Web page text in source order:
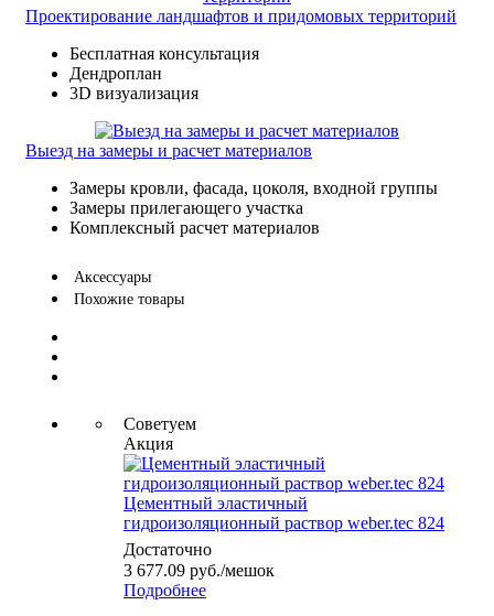
Проектирование ландшафтов и придомовых территорий
Бесплатная консультация
Дендроплан
3D визуализация
Выезд на замеры и расчет материалов
Замеры кровли, фасада, цоколя, входной группы
Замеры прилегающего участка
Комплексный расчет материалов
Аксессуары
Похожие товары
Советуем
Акция
Цементный эластичный
гидроизоляционный раствор weber.tec 824
Достаточно
3 677.09 руб./мешок
Подробнее